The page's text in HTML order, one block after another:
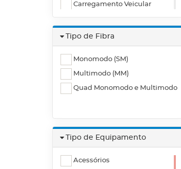
Carregamento Veicular
Isolamento
Alicate Amperímetro
Osciloscópio
Calibrador de Processo
Localizador de Cabos
Punchdown
Cordões de Teste
Tipo de Fibra
Monomodo (SM)
Multimodo (MM)
Quad Monomodo e Multimodo
Tipo de Equipamento
Acessórios